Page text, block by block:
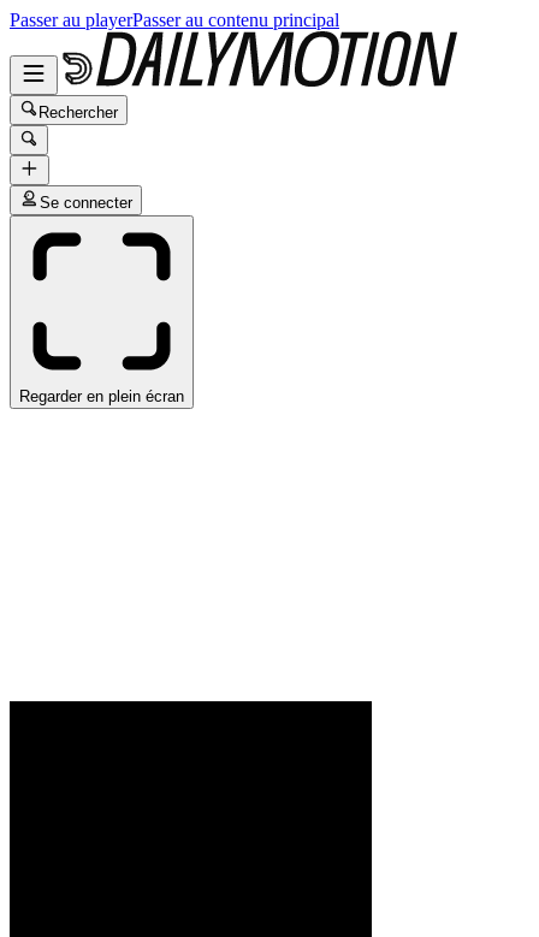
Passer au playerPasser au contenu principal
Rechercher
Se connecter
Regarder en plein écran